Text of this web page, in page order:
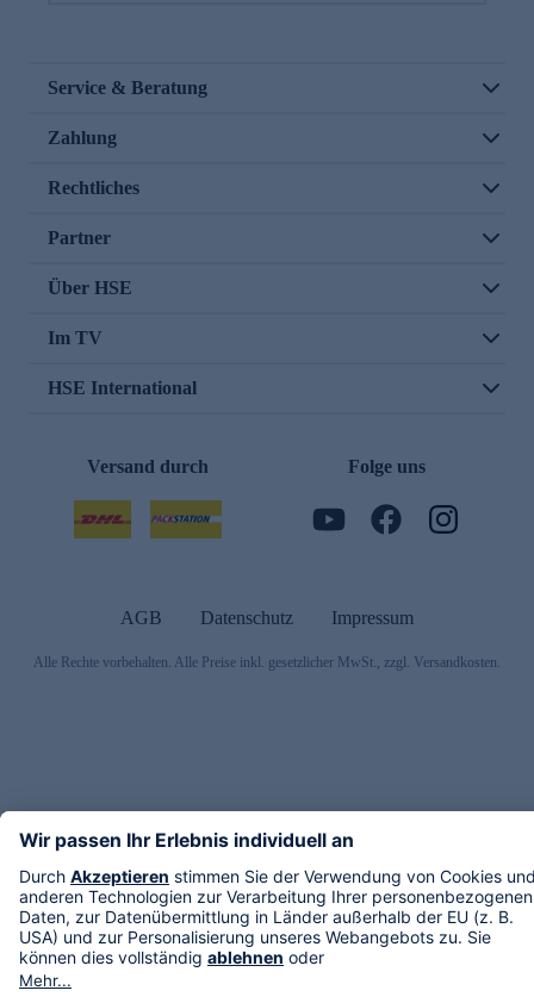
Service & Beratung
Zahlung
Rechtliches
Partner
Über HSE
Im TV
HSE International
Versand durch Folge uns
AGB Datenschutz Impressum
Alle Rechte vorbehalten. Alle Preise inkl. gesetzlicher MwSt., zzgl. Versandkosten.